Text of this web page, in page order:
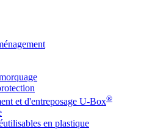
et d'entreposage U-Box®
en plastique